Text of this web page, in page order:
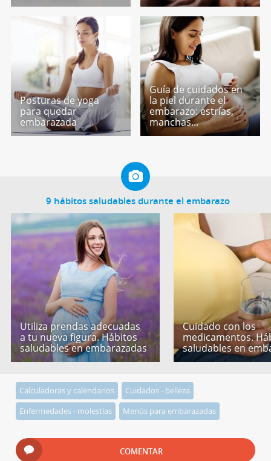
Posturas de yoga
para quedar
embarazada
Guía de cuidados en
la piel durante el
embarazo: estrías,
manchas...
9 hábitos saludables durante el embarazo
Utiliza prendas adecuadas
a tu nueva figura. Hábitos
saludables en embarazadas
Cuidado con los
medicamentos.
saludables en
Calculadoras y calendarios
Cuidados - belleza
Enfermedades - molestias
Menús para embarazadas
COMENTAR